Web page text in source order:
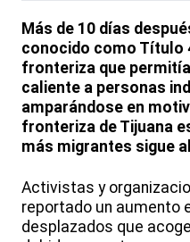
Más de 10 días
conocido como Título
fronteriza que permitía
caliente a personas
amparándose en
fronteriza de Tijuana
más migrantes sigue
Activistas y
reportado un aumento
desplazados que